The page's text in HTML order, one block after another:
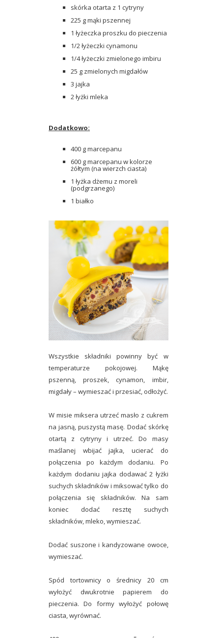
skórka otarta z 1 cytryny
225 g mąki pszennej
1 łyżeczka proszku do pieczenia
1/2 łyżeczki cynamonu
1/4 łyżeczki zmielonego imbiru
25 g zmielonych migdałów
3 jajka
2 łyżki mleka
Dodatkowo:
400 g marcepanu
600 g marcepanu w kolorze
żółtym (na wierzch ciasta)
1 łyżka dżemu z moreli
(podgrzanego)
1 białko
Wszystkie składniki powinny być w
temperaturze pokojowej. Mąkę
pszenną, proszek, cynamon, imbir,
migdały – wymieszać i przesiać, odłożyć.
W misie miksera utrzeć masło z cukrem
na jasną, puszystą masę. Dodać skórkę
otartą z cytryny i utrzeć. Do masy
maślanej wbijać jajka, ucierać do
połączenia po każdym dodaniu. Po
każdym dodaniu jajka dodawać 2 łyżki
suchych składników i miksować tylko do
połączenia się składników. Na sam
koniec dodać resztę suchych
składników, mleko, wymieszać.
Dodać suszone i kandyzowane owoce,
wymieszać.
Spód tortownicy o średnicy 20 cm
wyłożyć dwukrotnie papierem do
pieczenia. Do formy wyłożyć połowę
ciasta, wyrównać.